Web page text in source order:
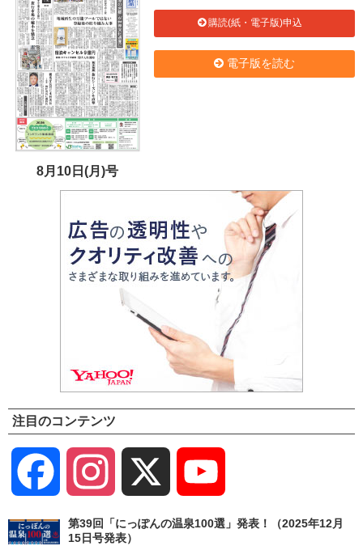
8月10日(月)号
購読(紙・電子版)申込
電子版を読む
注目のコンテンツ
Facebook Instagram
Channel
第39回「にっぽんの温泉100選」発表！（2025年12月
15日号発表）